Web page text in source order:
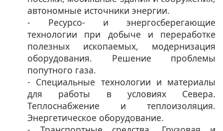
автономные источники энергии.
- Ресурсо- и энергосберегающие
технологии при добыче и переработке
полезных ископаемых, модернизация
оборудования. Решение проблемы
попутного газа.
- Специальные технологии и материалы
для работы в условиях Севера.
Теплоснабжение и теплоизоляция.
Энергетическое оборудование.